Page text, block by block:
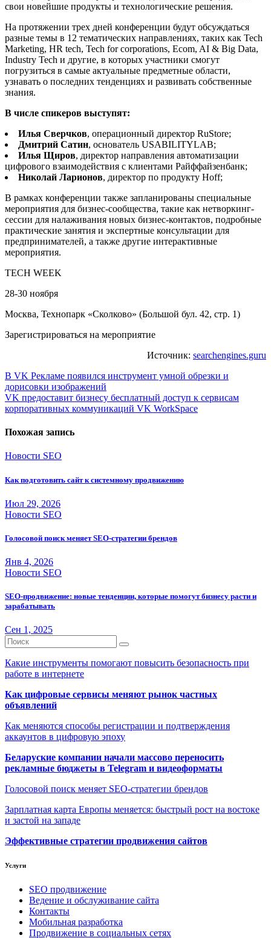
свои новейшие продукты и технологические решения.
На протяжении трех дней конференции будут обсуждаться
разные темы в 12 тематических направлениях, таких как Tech
Marketing, HR tech, Tech for corporations, Ecom, AI & Big Data,
Industry Tech и другие, в которых участники смогут
погрузиться в самые актуальные предметные области,
узнавать о последних тенденциях и развивать собственные
знания.
В числе спикеров выступят:
Илья Сверчков, операционный директор RuStore;
Дмитрий Сатин, основатель USABILITYLAB;
Илья Щиров, директор направления автоматизации
цифрового взаимодействия с клиентами Райффайзенбанк;
Николай Ларионов, директор по продукту Hoff;
В рамках конференции также запланированы специальные
мероприятия для бизнес-сообщества, такие как нетворкинг-
сессии для налаживания новых бизнес-контактов, подробные
практические занятия и экспертные консультации для
предпринимателей, а также другие интерактивные
мероприятия.
TECH WEEK
28-30 ноября
Москва, Технопарк «Сколково» (Большой бул. 42, стр. 1)
Зарегистрироваться на мероприятие
Источник: searchengines.guru
Навигация
по
записям
В VK Рекламе появился инструмент умной обрезки и
дорисовки изображений
VK предоставит бизнесу бесплатный доступ к сервисам
корпоративных коммуникаций VK WorkSpace
Похожая запись
Новости SEO
Как подготовить сайт к системному продвижению
Июл 29, 2026
Новости SEO
Голосовой поиск меняет SEO-стратегии брендов
Янв 4, 2026
Новости SEO
SEO-продвижение: новые тенденции, которые помогут бизнесу расти и
зарабатывать
Сен 1, 2025
Какие инструменты помогают повысить безопасность при
работе в интернете
Как цифровые сервисы меняют рынок частных
объявлений
Как меняются способы регистрации и подтверждения
аккаунтов в цифровую эпоху
Беларуские компании начали массово переносить
рекламные бюджеты в Telegram и видеоформаты
Голосовой поиск меняет SEO-стратегии брендов
Зарплатная карта Европы меняется: быстрый рост на востоке
и застой на западе
Эффективные стратегии продвижения сайтов
Услуги
SEO продвижение
Ведение и обслуживание сайта
Контакты
Мобильная разработка
Продвижение в социальных сетях